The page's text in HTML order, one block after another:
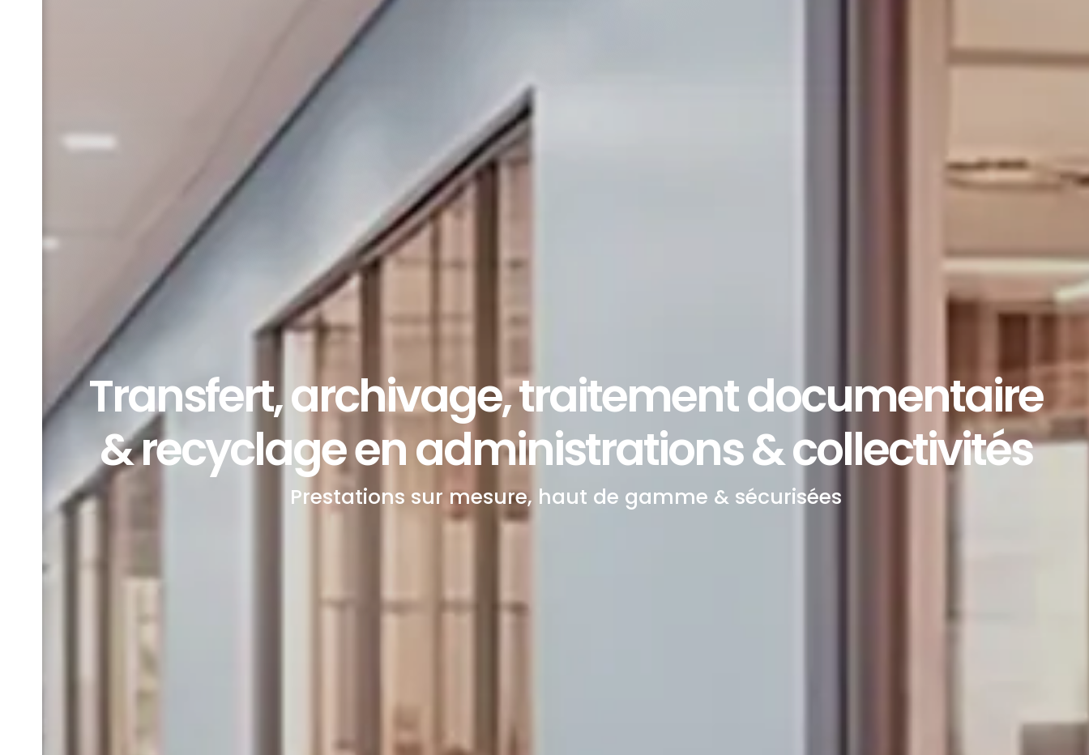
Transfert, archivage, traitement documentaire
& recyclage en administrations & collectivités
Prestations sur mesure, haut de gamme & sécurisées